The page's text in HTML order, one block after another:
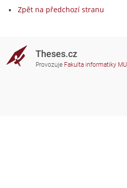
Zpět na předchozí stranu
Theses.cz
Provozuje Fakulta informatiky MU